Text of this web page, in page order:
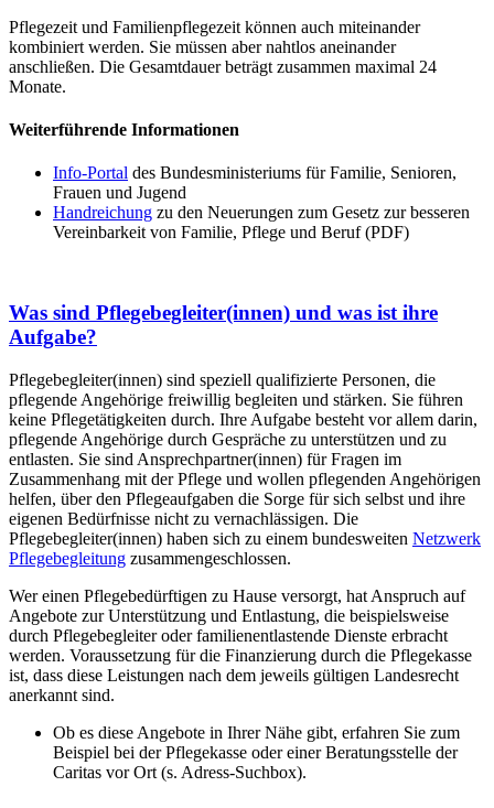
Pflegezeit und Familienpflegezeit können auch miteinander
kombiniert werden. Sie müssen aber nahtlos aneinander
anschließen. Die Gesamtdauer beträgt zusammen maximal 24
Monate.
Weiterführende Informationen
Info-Portal des Bundesministeriums für Familie, Senioren,
Frauen und Jugend
Handreichung zu den Neuerungen zum Gesetz zur besseren
Vereinbarkeit von Familie, Pflege und Beruf (PDF)
Was sind Pflegebegleiter(innen) und was ist ihre
Aufgabe?
Pflegebegleiter(innen) sind speziell qualifizierte Personen, die
pflegende Angehörige freiwillig begleiten und stärken. Sie führen
keine Pflegetätigkeiten durch. Ihre Aufgabe besteht vor allem darin,
pflegende Angehörige durch Gespräche zu unterstützen und zu
entlasten. Sie sind Ansprechpartner(innen) für Fragen im
Zusammenhang mit der Pflege und wollen pflegenden Angehörigen
helfen, über den Pflegeaufgaben die Sorge für sich selbst und ihre
eigenen Bedürfnisse nicht zu vernachlässigen. Die
Pflegebegleiter(innen) haben sich zu einem bundesweiten Netzwerk
Pflegebegleitung zusammengeschlossen.
Wer einen Pflegebedürftigen zu Hause versorgt, hat Anspruch auf
Angebote zur Unterstützung und Entlastung, die beispielsweise
durch Pflegebegleiter oder familienentlastende Dienste erbracht
werden. Voraussetzung für die Finanzierung durch die Pflegekasse
ist, dass diese Leistungen nach dem jeweils gültigen Landesrecht
anerkannt sind.
Ob es diese Angebote in Ihrer Nähe gibt, erfahren Sie zum
Beispiel bei der Pflegekasse oder einer Beratungsstelle der
Caritas vor Ort (s. Adress-Suchbox).